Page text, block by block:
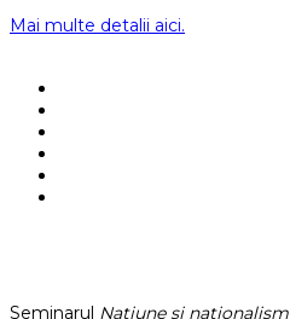
Mai multe detalii aici.
Seminarul Națiune și naționalism